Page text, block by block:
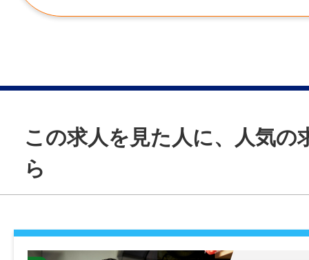
・お客様が利用しやすい空間づくり など
[1] まずはお問い合わせ・ご相談
[3] 受給者証や特性についてヒアリング
[5] 利用スタート！
※受給者証をまだお持ちでない方も、
この求人を見た人に、人気の
ら